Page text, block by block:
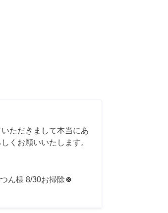
ただきまして本当にあ
くお願いいたします。
ん様 8/30お掃除🍀